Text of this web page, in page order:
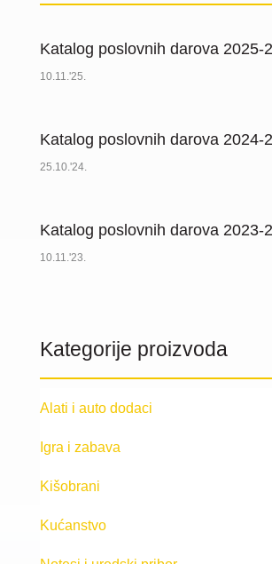
Katalog poslovnih darova 2025-
10.11.'25.
Katalog poslovnih darova 2024-
25.10.'24.
Katalog poslovnih darova 2023-
10.11.'23.
Kategorije proizvoda
Alati i auto dodaci
Igra i zabava
Kišobrani
Kućanstvo